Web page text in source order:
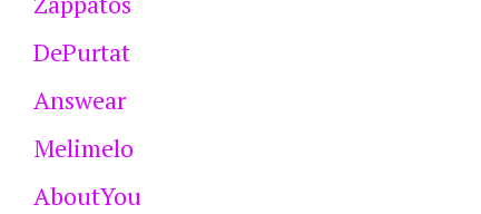
DePurtat
Answear
Melimelo
AboutYou